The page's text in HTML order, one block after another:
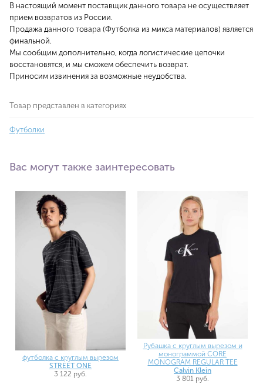
В настоящий момент поставщик данного товара не осуществляет
прием возвратов из России.
Продажа данного товара (Футболка из микса материалов) является
финальной.
Мы сообщим дополнительно, когда логистические цепочки
восстановятся, и мы сможем обеспечить возврат.
Приносим извинения за возможные неудобства.
Товар представлен в категориях
Футболки
Вас могут также заинтересовать
футболка с круглым вырезом
STREET ONE
3 122 руб.
Рубашка с круглым вырезом и
монограммой CORE
MONOGRAM REGULAR TEE
Calvin Klein
3 801 руб.